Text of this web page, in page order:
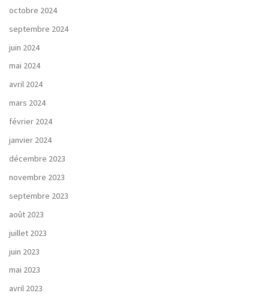
octobre 2024
septembre 2024
juin 2024
mai 2024
avril 2024
mars 2024
février 2024
janvier 2024
décembre 2023
novembre 2023
septembre 2023
août 2023
juillet 2023
juin 2023
mai 2023
avril 2023